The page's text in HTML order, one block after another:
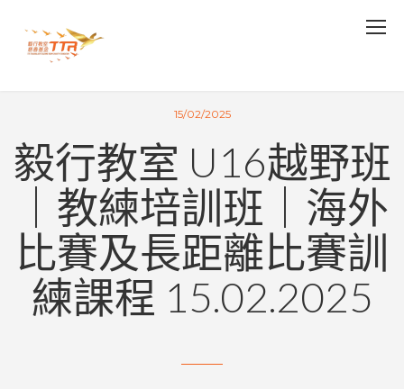
15/02/2025
毅行教室 U16越野班
｜教練培訓班｜海外
比賽及長距離比賽訓
練課程 15.02.2025